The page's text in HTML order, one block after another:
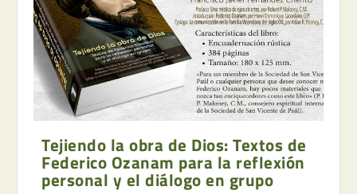
Tejiendo la obra de Dios: Textos de
Federico Ozanam para la reflexión
personal y el diálogo en grupo